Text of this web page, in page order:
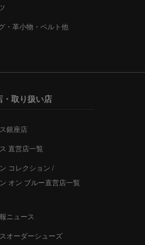
・革小物・ベルト他
・取り扱い店
銀座店
直営店一覧
コレクション /
オン ブルー直営店一覧
ニュース
オーダーシューズ